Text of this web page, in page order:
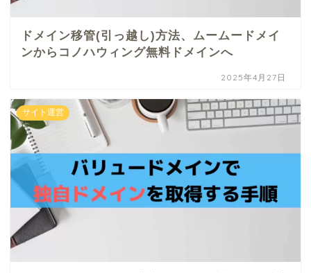
ドメイン移管(引っ越し)方法、ムームードメイ
ンからコノハウィング無料ドメインへ
2025年4月27日
サイト運営